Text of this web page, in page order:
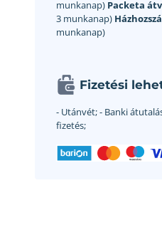
munkanap) Packeta
3 munkanap)
munkanap)
Fizetési
- Utánvét;- Banki
fizetés;